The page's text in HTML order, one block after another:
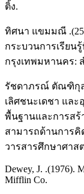
ติ้ง.
ทิศนา แขมมณี
กระบวนการเรียน
กรุงเทพมหานคร:
รัชดาภรณ์ ตัณฑิกุล
เลิศชนะเดชา และ
พื้นฐานและการสร้
สามารถด้านการ
วารสารศึกษาศาส
Dewey, J. .(1976).
Mifflin Co.